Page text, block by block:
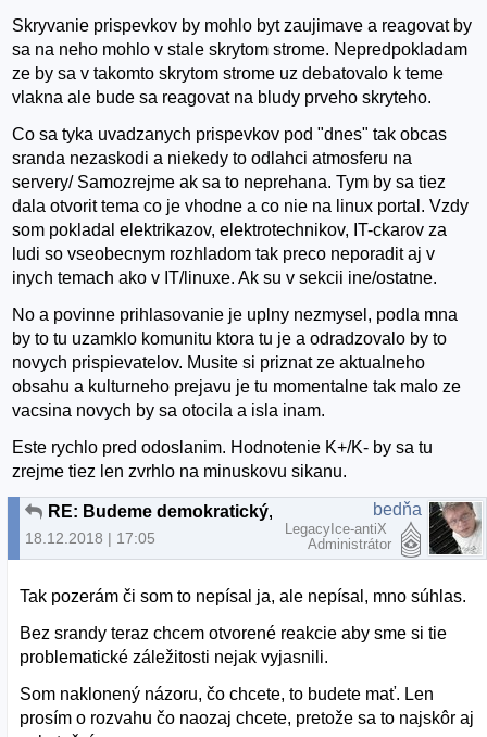
Skryvanie prispevkov by mohlo byt zaujimave a reagovat by
sa na neho mohlo v stale skrytom strome. Nepredpokladam
ze by sa v takomto skrytom strome uz debatovalo k teme
vlakna ale bude sa reagovat na bludy prveho skryteho.
Co sa tyka uvadzanych prispevkov pod "dnes" tak obcas
sranda nezaskodi a niekedy to odlahci atmosferu na
servery/ Samozrejme ak sa to neprehana. Tym by sa tiez
dala otvorit tema co je vhodne a co nie na linux portal. Vzdy
som pokladal elektrikazov, elektrotechnikov, IT-ckarov za
ludi so vseobecnym rozhladom tak preco neporadit aj v
inych temach ako v IT/linuxe. Ak su v sekcii ine/ostatne.
No a povinne prihlasovanie je uplny nezmysel, podla mna
by to tu uzamklo komunitu ktora tu je a odradzovalo by to
novych prispievatelov. Musite si priznat ze aktualneho
obsahu a kulturneho prejavu je tu momentalne tak malo ze
vacsina novych by sa otocila a isla inam.
Este rychlo pred odoslanim. Hodnotenie K+/K- by sa tu
zrejme tiez len zvrhlo na minuskovu sikanu.
18.12.2018 | 17:05
bedňa
LegacyIce-antiX
Administrátor
Tak pozerám či som to nepísal ja, ale nepísal, mno súhlas.
Bez srandy teraz chcem otvorené reakcie aby sme si tie
problematické záležitosti nejak vyjasnili.
Som naklonený názoru, čo chcete, to budete mať. Len
prosím o rozvahu čo naozaj chcete, pretože sa to najskôr aj